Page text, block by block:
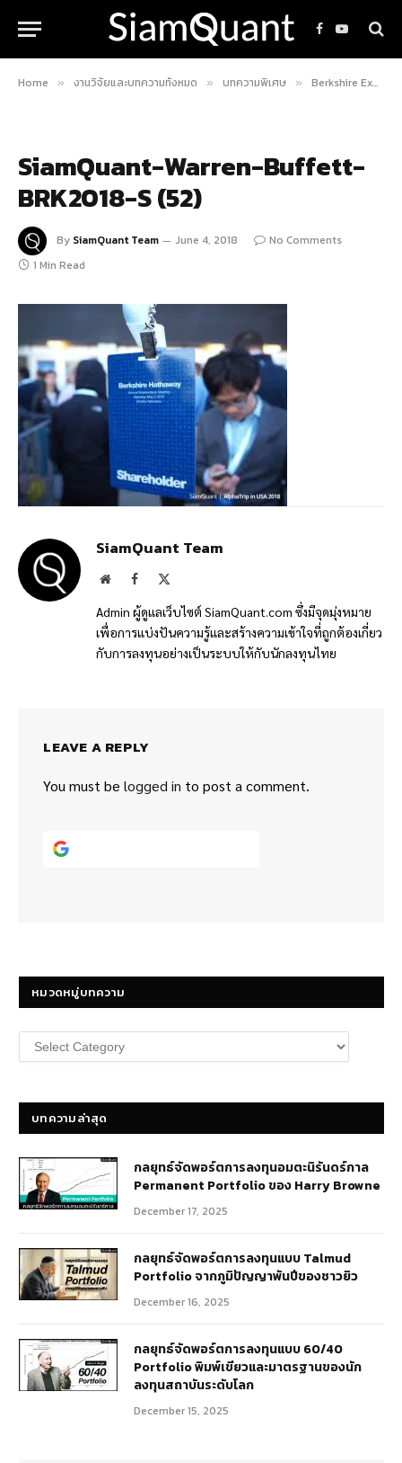
Facebook
YouTube
Home » งานวิจัยและบทความทั้งหมด » บทความพิเศษ » Berkshire Experience 2018 : ตะลุยถิ่นเนอบราสก้า เพื่อพบกับเทพเจ้าแห่งโอมาฮ่า Warren Buffett
SiamQuant-Warren-Buffett-
BRK2018-S (52)
By SiamQuant Team June 4, 2018
No Comments
1 Min Read
SiamQuant Team
WebsiteFacebook
Admin ผู้ดูแลเว็บไซต์ SiamQuant.com ซึ่งมีจุดมุ่งหมาย
เพื่อการแบ่งปันความรู้และสร้างความเข้าใจที่ถูกต้องเกี่ยว
กับการลงทุนอย่างเป็นระบบให้กับนักลงทุนไทย
LEAVE A REPLY
You must be logged in to post a comment.
หมวดหมู่บทความ
หมวด
หมู่
บทความล่าสุด
กลยุทธ์​จัดพอร์ตการลงทุนอมตะนิรันดร์กาล
Permanent Portfolio ของ Harry Browne
December 17, 2025
กลยุทธ์จัดพอร์ตการลงทุนแบบ Talmud
Portfolio จากภูมิปัญญาพันปีของชาวยิว
December 16, 2025
กลยุทธ์จัดพอร์ตการลงทุนแบบ 60/40
Portfolio พิมพ์เขียวและมาตรฐานของนัก
ลงทุนสถาบันระดับโลก
December 15, 2025